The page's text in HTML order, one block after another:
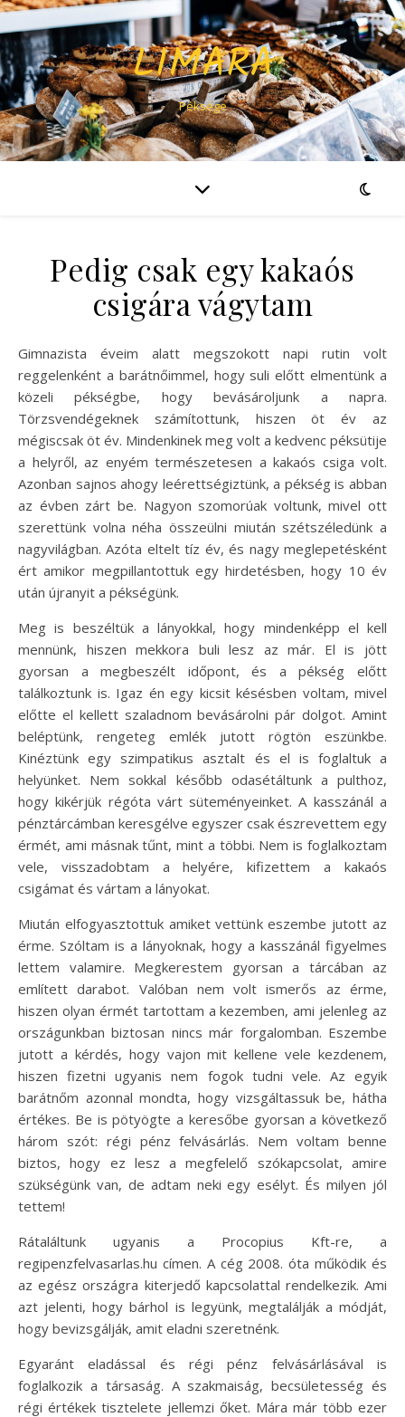
LIMARA
Péksége
Pedig csak egy kakaós
csigára vágytam
Gimnazista éveim alatt megszokott napi rutin volt
reggelenként a barátnőimmel, hogy suli előtt elmentünk a
közeli pékségbe, hogy bevásároljunk a napra.
Törzsvendégeknek számítottunk, hiszen öt év az
mégiscsak öt év. Mindenkinek meg volt a kedvenc péksütije
a helyről, az enyém természetesen a kakaós csiga volt.
Azonban sajnos ahogy leérettségiztünk, a pékség is abban
az évben zárt be. Nagyon szomorúak voltunk, mivel ott
szerettünk volna néha összeülni miután szétszéledünk a
nagyvilágban. Azóta eltelt tíz év, és nagy meglepetésként
ért amikor megpillantottuk egy hirdetésben, hogy 10 év
után újranyit a pékségünk.
Meg is beszéltük a lányokkal, hogy mindenképp el kell
mennünk, hiszen mekkora buli lesz az már. El is jött
gyorsan a megbeszélt időpont, és a pékség előtt
találkoztunk is. Igaz én egy kicsit késésben voltam, mivel
előtte el kellett szaladnom bevásárolni pár dolgot. Amint
beléptünk, rengeteg emlék jutott rögtön eszünkbe.
Kinéztünk egy szimpatikus asztalt és el is foglaltuk a
helyünket. Nem sokkal később odasétáltunk a pulthoz,
hogy kikérjük régóta várt süteményeinket. A kasszánál a
pénztárcámban keresgélve egyszer csak észrevettem egy
érmét, ami másnak tűnt, mint a többi. Nem is foglalkoztam
vele, visszadobtam a helyére, kifizettem a kakaós
csigámat és vártam a lányokat.
Miután elfogyasztottuk amiket vettünk eszembe jutott az
érme. Szóltam is a lányoknak, hogy a kasszánál figyelmes
lettem valamire. Megkerestem gyorsan a tárcában az
említett darabot. Valóban nem volt ismerős az érme,
hiszen olyan érmét tartottam a kezemben, ami jelenleg az
országunkban biztosan nincs már forgalomban. Eszembe
jutott a kérdés, hogy vajon mit kellene vele kezdenem,
hiszen fizetni ugyanis nem fogok tudni vele. Az egyik
barátnőm azonnal mondta, hogy vizsgáltassuk be, hátha
értékes. Be is pötyögte a keresőbe gyorsan a következő
három szót: régi pénz felvásárlás. Nem voltam benne
biztos, hogy ez lesz a megfelelő szókapcsolat, amire
szükségünk van, de adtam neki egy esélyt. És milyen jól
tettem!
Rátaláltunk ugyanis a Procopius Kft-re, a
regipenzfelvasarlas.hu címen. A cég 2008. óta működik és
az egész országra kiterjedő kapcsolattal rendelkezik. Ami
azt jelenti, hogy bárhol is legyünk, megtalálják a módját,
hogy bevizsgálják, amit eladni szeretnénk.
Egyaránt eladással és régi pénz felvásárlásával is
foglalkozik a társaság. A szakmaiság, becsületesség és
régi értékek tisztelete jellemzi őket. Mára már több ezer